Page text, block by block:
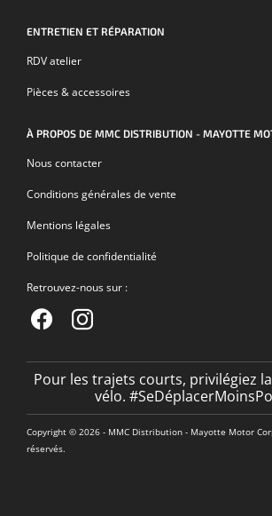
ENTRETIEN ET RÉPARATION
RDV atelier
Pièces & accessoires
À PROPOS DE MMC DISTRIBUTION - MAYOTTE
Nous contacter
Conditions générales de vente
Mentions légales
Politique de confidentialité
Retrouvez-nous sur :
Pour les trajets courts, privilégiez
vélo.
Copyright © 2026 - MMC Distribution - Mayotte Motor
réservés.